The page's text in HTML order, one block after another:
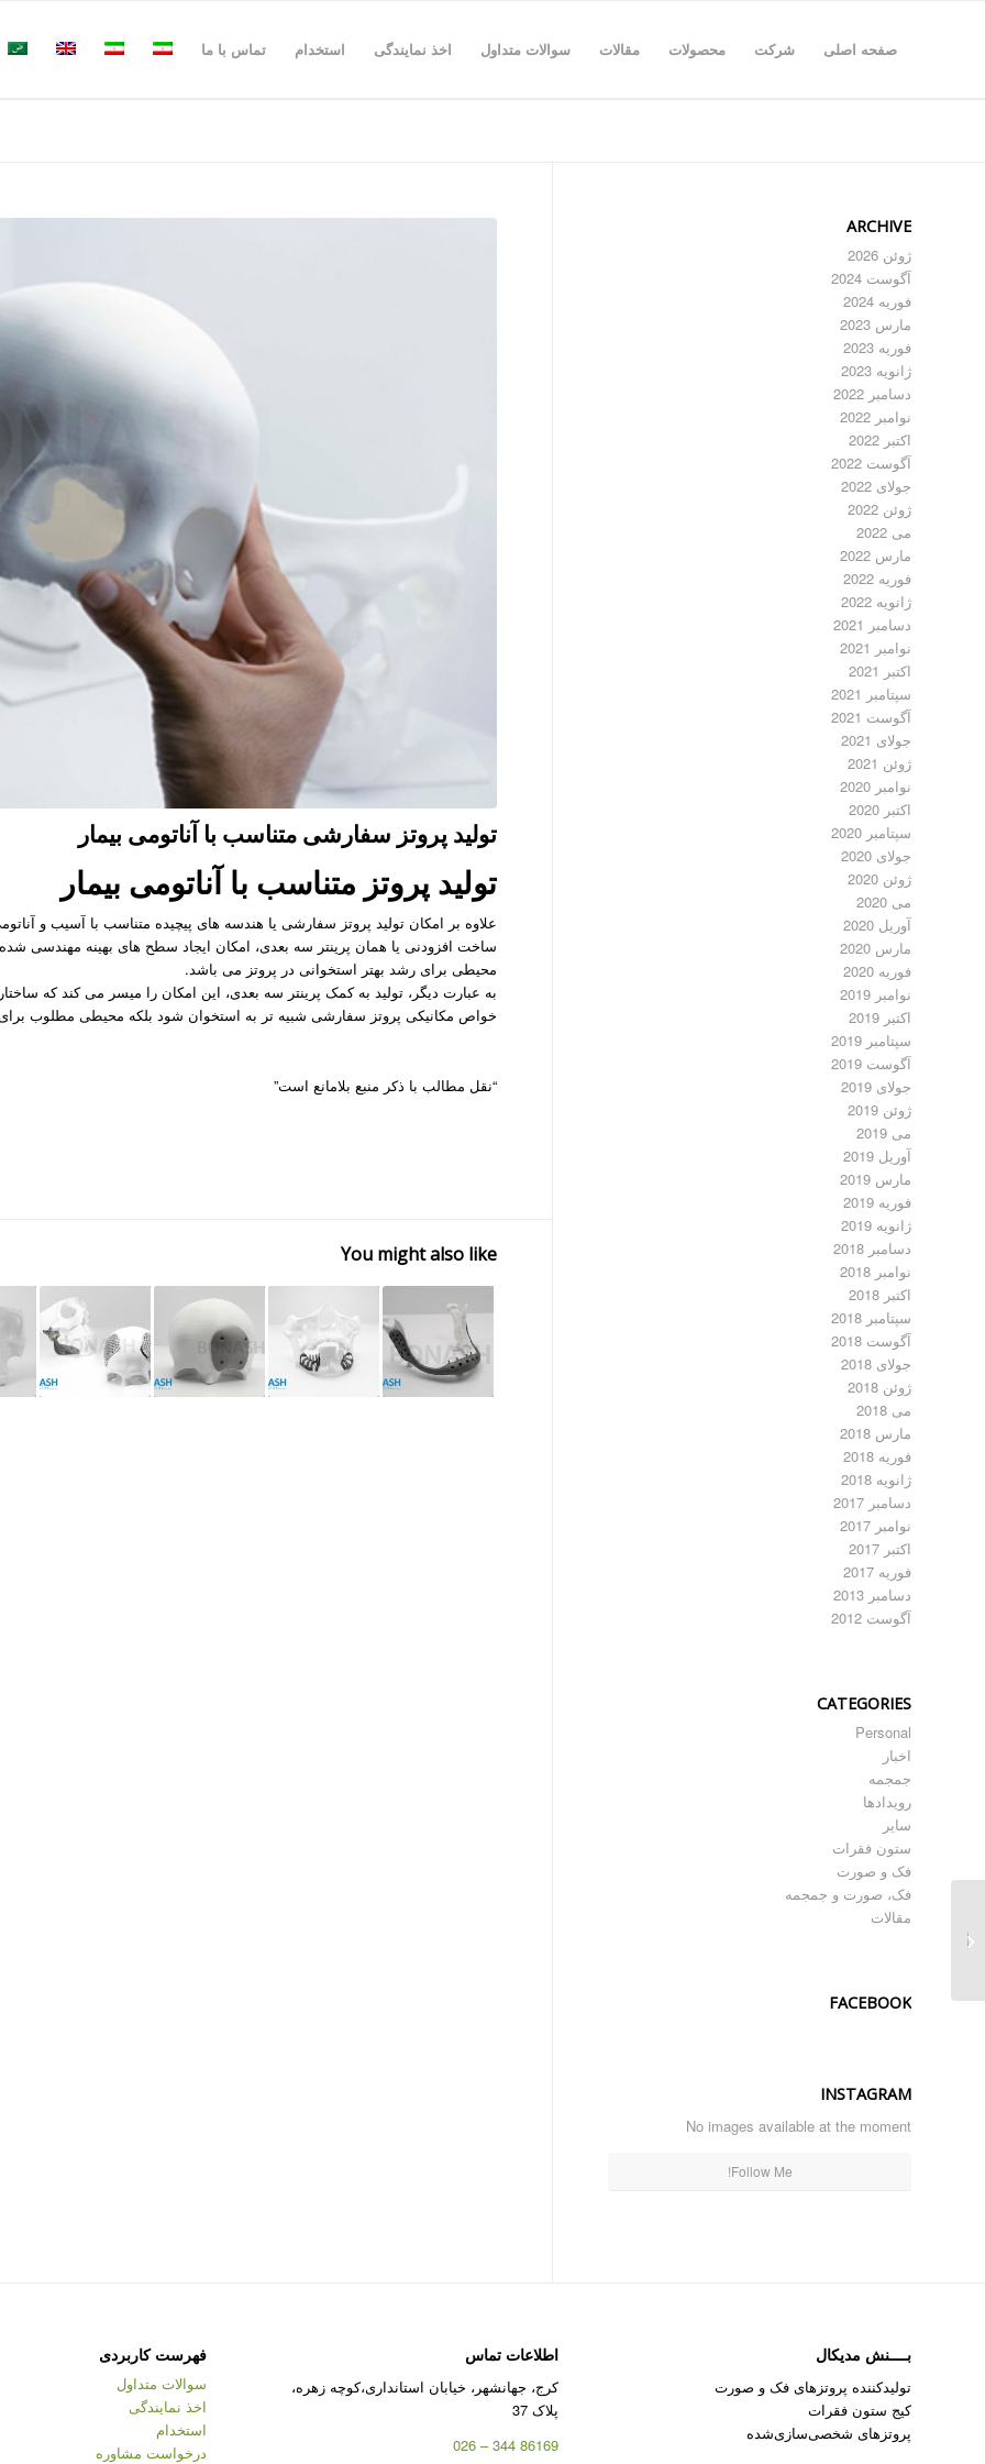
صفحه اصلی شرکت محصولات مقالات سوالات متداول اخذ نمایندگی استخدام تماس با ما
تولید پروتز سفارشی متناسب با آناتومی بیمار
تولید پروتز متناسب با آناتومی بیمار
علاوه بر امکان تولید پروتز سفارشی یا هندسه های پیچیده متناسب با آسیب و
ساخت افزودنی یا همان پرینتر سه بعدی، امکان ایجاد سطح های بهینه مهندسی
محیطی برای رشد بهتر استخوانی در پروتز می باشد.
به عبارت دیگر، تولید به کمک پرینتر سه بعدی، این امکان را میسر می کند که
خواص مکانیکی پروتز سفارشی شبیه تر به استخوان شود بلکه محیطی مطلوب
“نقل مطالب با ذکر منبع بلامانع است”
You might also like
ARCHIVE
ژوئن 2026
آگوست 2024
فوریه 2024
مارس 2023
فوریه 2023
ژانویه 2023
دسامبر 2022
نوامبر 2022
اکتبر 2022
آگوست 2022
جولای 2022
ژوئن 2022
می 2022
مارس 2022
فوریه 2022
ژانویه 2022
دسامبر 2021
نوامبر 2021
اکتبر 2021
سپتامبر 2021
آگوست 2021
جولای 2021
ژوئن 2021
نوامبر 2020
اکتبر 2020
سپتامبر 2020
جولای 2020
ژوئن 2020
می 2020
آوریل 2020
مارس 2020
فوریه 2020
نوامبر 2019
اکتبر 2019
سپتامبر 2019
آگوست 2019
جولای 2019
ژوئن 2019
می 2019
آوریل 2019
مارس 2019
فوریه 2019
ژانویه 2019
دسامبر 2018
نوامبر 2018
اکتبر 2018
سپتامبر 2018
آگوست 2018
جولای 2018
ژوئن 2018
می 2018
مارس 2018
فوریه 2018
ژانویه 2018
دسامبر 2017
نوامبر 2017
اکتبر 2017
فوریه 2017
دسامبر 2013
آگوست 2012
CATEGORIES
Personal
اخبار
جمجمه
رویدادها
سایر
ستون فقرات
فک و صورت
فک، صورت و جمجمه
مقالات
FACEBOOK
INSTAGRAM
No images available at the moment
Follow Me!
بــــنش مدیکال
تولیدکننده پروتزهای فک و صورت
کیج ستون فقرات
پروتزهای شخصی‌سازی‌شده
اطلاعات تماس
کرج، جهانشهر، خیابان استانداری،کوچه زهره،
پلاک 37
86169 344 – 026
فهرست کاربردی
سوالات متداول
اخذ نمایندگی
استخدام
درخواست مشاوره